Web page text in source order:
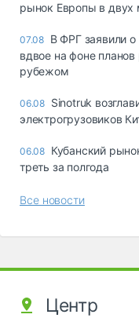
рынок Европы в двух
07.08 В ФРГ заявили
вдвое на фоне
рубежом
06.08 Sinotruk
электрогрузовиков
06.08 Кубанский
треть за полгода
Все новости
Центр